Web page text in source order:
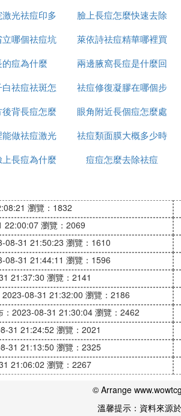
，細菌容易滋長，因此痘痘會第一
長時間遮蓋額頭，導致額頭部位面
康的器官機能。每個朋友都知道多
並且會加重心臟腎臟負擔。所以我
，經常不按時進食，或者不按時
定，經常熬夜加班都容易引起內
，惡性迴圈。
氣差，造成心火和血液迴圈有問題
來不小的傷害，每天徹底清潔面
手將浸熱的毛巾敷在臉上約1分
成早睡早起老纖的好習慣，多喝水
止額頭上長痘痘情況的發生。
光祛痘印多
少錢
臉上長痘怎麼快速去除
哪個祛痘坑
印好
萊依詩祛痘精華哪裡買
痘為什麼
兩邊腋窩長痘是什麼回
事
祛痘祛斑怎
麼樣
祛痘修復凝膠在哪個步
驟使用
背長痘怎麼
消除
眼角附近長個痘怎麼處
理
做祛痘激光
祛痘類面膜大概多少時
間用一次
長痘為什麼 痘痘怎麼去除祛痘
瀏覽：1832
22:00:07 瀏覽：2069
08-31 21:50:23 瀏覽：1610
08-31 21:44:11 瀏覽：1596
21:37:30 瀏覽：2141
2023-08-31 21:32:00 瀏覽：2186
：2023-08-31 21:30:04 瀏覽：2462
31 21:24:52 瀏覽：2021
31 21:13:50 瀏覽：2325
21:06:02 瀏覽：2267
© Arrange
溫馨提示：資料來源